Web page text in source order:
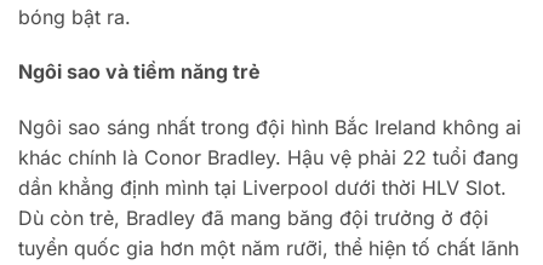
bóng bật ra.
Ngôi sao và tiềm năng trẻ
Ngôi sao sáng nhất trong đội hình Bắc Ireland không ai
khác chính là Conor Bradley. Hậu vệ phải 22 tuổi đang
dần khẳng định mình tại Liverpool dưới thời HLV Slot.
Dù còn trẻ, Bradley đã mang băng đội trưởng ở đội
tuyển quốc gia hơn một năm rưỡi, thể hiện tố chất lãnh